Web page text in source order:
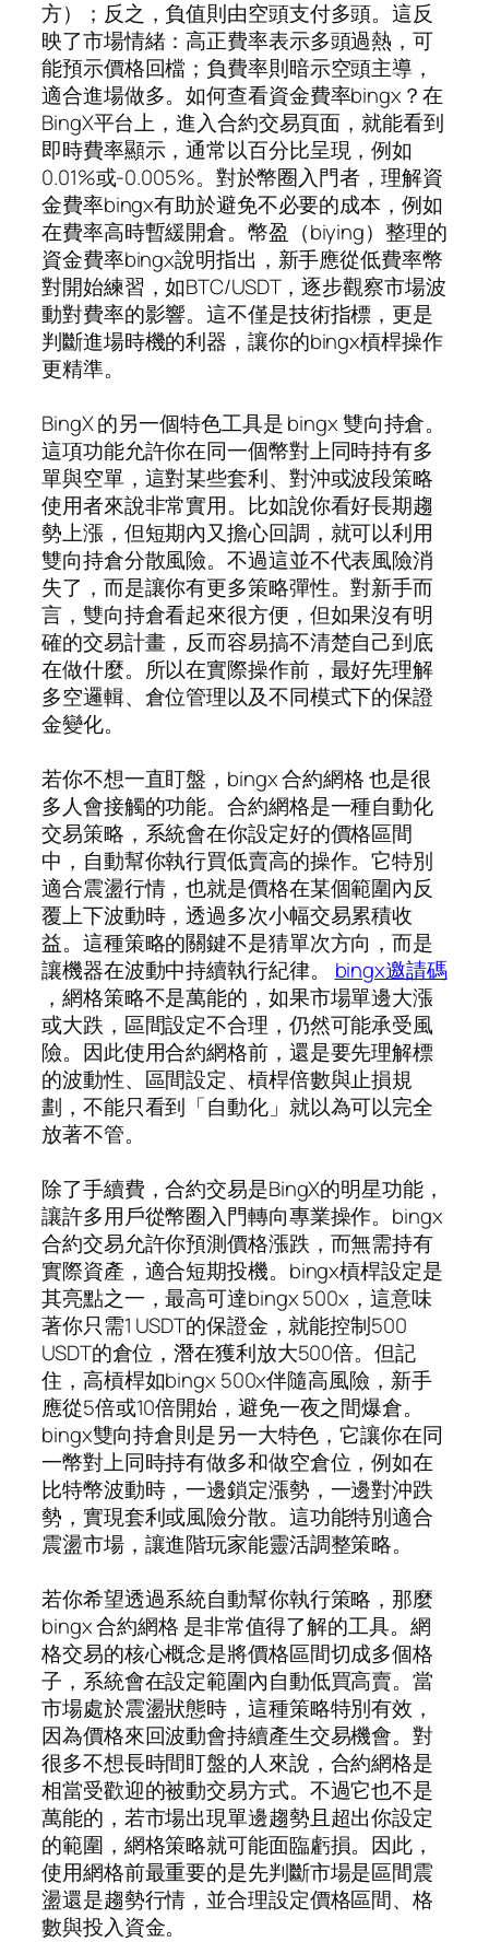
方）；反之，負值則由空頭支付多頭。這反
映了市場情緒：高正費率表示多頭過熱，可
能預示價格回檔；負費率則暗示空頭主導，
適合進場做多。如何查看資金費率bingx？在
BingX平台上，進入合約交易頁面，就能看到
即時費率顯示，通常以百分比呈現，例如
0.01%或-0.005%。對於幣圈入門者，理解資
金費率bingx有助於避免不必要的成本，例如
在費率高時暫緩開倉。幣盈（biying）整理的
資金費率bingx說明指出，新手應從低費率幣
對開始練習，如BTC/USDT，逐步觀察市場波
動對費率的影響。這不僅是技術指標，更是
判斷進場時機的利器，讓你的bingx槓桿操作
更精準。
BingX 的另一個特色工具是 bingx 雙向持倉。
這項功能允許你在同一個幣對上同時持有多
單與空單，這對某些套利、對沖或波段策略
使用者來說非常實用。比如說你看好長期趨
勢上漲，但短期內又擔心回調，就可以利用
雙向持倉分散風險。不過這並不代表風險消
失了，而是讓你有更多策略彈性。對新手而
言，雙向持倉看起來很方便，但如果沒有明
確的交易計畫，反而容易搞不清楚自己到底
在做什麼。所以在實際操作前，最好先理解
多空邏輯、倉位管理以及不同模式下的保證
金變化。
若你不想一直盯盤，bingx 合約網格 也是很
多人會接觸的功能。合約網格是一種自動化
交易策略，系統會在你設定好的價格區間
中，自動幫你執行買低賣高的操作。它特別
適合震盪行情，也就是價格在某個範圍內反
覆上下波動時，透過多次小幅交易累積收
益。這種策略的關鍵不是猜單次方向，而是
讓機器在波動中持續執行紀律。 bingx邀請碼
，網格策略不是萬能的，如果市場單邊大漲
或大跌，區間設定不合理，仍然可能承受風
險。因此使用合約網格前，還是要先理解標
的波動性、區間設定、槓桿倍數與止損規
劃，不能只看到「自動化」就以為可以完全
放著不管。
除了手續費，合約交易是BingX的明星功能，
讓許多用戶從幣圈入門轉向專業操作。bingx
合約交易允許你預測價格漲跌，而無需持有
實際資產，適合短期投機。bingx槓桿設定是
其亮點之一，最高可達bingx 500x，這意味
著你只需1 USDT的保證金，就能控制500
USDT的倉位，潛在獲利放大500倍。但記
住，高槓桿如bingx 500x伴隨高風險，新手
應從5倍或10倍開始，避免一夜之間爆倉。
bingx雙向持倉則是另一大特色，它讓你在同
一幣對上同時持有做多和做空倉位，例如在
比特幣波動時，一邊鎖定漲勢，一邊對沖跌
勢，實現套利或風險分散。這功能特別適合
震盪市場，讓進階玩家能靈活調整策略。
若你希望透過系統自動幫你執行策略，那麼
bingx 合約網格 是非常值得了解的工具。網
格交易的核心概念是將價格區間切成多個格
子，系統會在設定範圍內自動低買高賣。當
市場處於震盪狀態時，這種策略特別有效，
因為價格來回波動會持續產生交易機會。對
很多不想長時間盯盤的人來說，合約網格是
相當受歡迎的被動交易方式。不過它也不是
萬能的，若市場出現單邊趨勢且超出你設定
的範圍，網格策略就可能面臨虧損。因此，
使用網格前最重要的是先判斷市場是區間震
盪還是趨勢行情，並合理設定價格區間、格
數與投入資金。